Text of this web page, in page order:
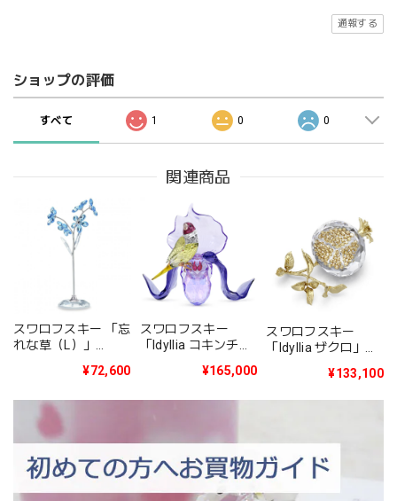
通報する
ショップの評価
すべて 1 0 0
関連商品
スワロフスキー 「忘
れな草（L）」
¥72,600
スワロフスキー
「Idyllia コキンチョ
¥165,000
スワロフスキー
「Idyllia ザクロ」
¥133,100